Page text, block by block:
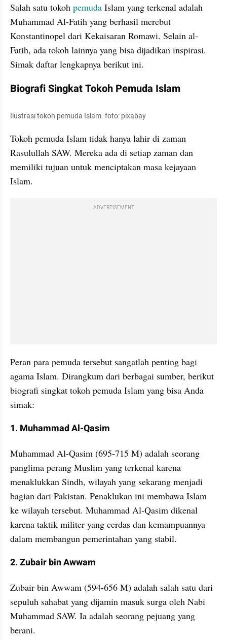
Salah satu tokoh pemuda Islam yang terkenal adalah
Muhammad Al-Fatih yang berhasil merebut
Konstantinopel dari Kekaisaran Romawi. Selain al-
Fatih, ada tokoh lainnya yang bisa dijadikan inspirasi.
Simak daftar lengkapnya berikut ini.
Biografi Singkat Tokoh Pemuda Islam
Ilustrasi tokoh pemuda Islam. foto: pixabay
Tokoh pemuda Islam tidak hanya lahir di zaman
Rasulullah SAW. Mereka ada di setiap zaman dan
memiliki tujuan untuk menciptakan masa kejayaan
Islam.
ADVERTISEMENT
Peran para pemuda tersebut sangatlah penting bagi
agama Islam. Dirangkum dari berbagai sumber, berikut
biografi singkat tokoh pemuda Islam yang bisa Anda
simak:
1. Muhammad Al-Qasim
Muhammad Al-Qasim (695-715 M) adalah seorang
panglima perang Muslim yang terkenal karena
menaklukkan Sindh, wilayah yang sekarang menjadi
bagian dari Pakistan. Penaklukan ini membawa Islam
ke wilayah tersebut. Muhammad Al-Qasim dikenal
karena taktik militer yang cerdas dan kemampuannya
dalam membangun pemerintahan yang stabil.
2. Zubair bin Awwam
Zubair bin Awwam (594-656 M) adalah salah satu dari
sepuluh sahabat yang dijamin masuk surga oleh Nabi
Muhammad SAW. Ia adalah seorang pejuang yang
berani.